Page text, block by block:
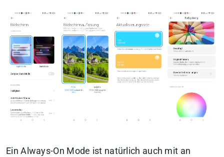
Ein Always-On Mode ist natürlich auch mit an